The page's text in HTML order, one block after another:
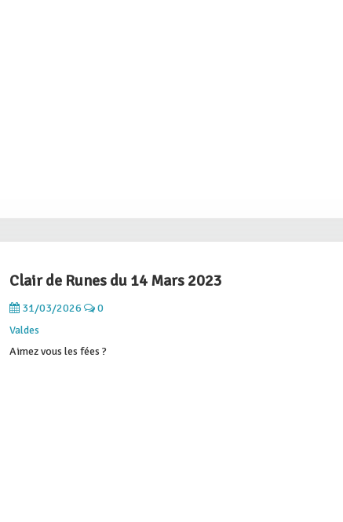
Clair de Runes du 14 Mars 2023
31/03/2026
0
Valdes
Aimez vous les fées ?